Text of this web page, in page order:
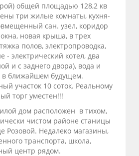
общей площадью 128,2 кв
три жилые комнаты, кухня-
сан. узел, коридор
новая крыша, в трех
полов, электропроводка,
- электрический котел, два
и с заднего двора), вода и
в ближайшем будущем.
участок 10 соток. Реальному
торг уместен!!!
дом расположен в тихом,
чистом районе станицы
Розовой. Недалеко магазины,
транспорта, школа,
центр рядом.